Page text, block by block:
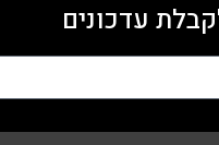
עדכונים